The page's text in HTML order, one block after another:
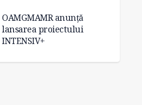
OAMGMAMR anunță
lansarea proiectului
INTENSIV+